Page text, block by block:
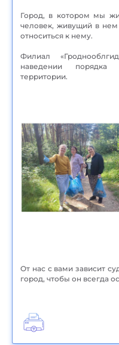
Город, в котором мы
человек, живущий в
относиться к нему.
Филиал
наведении порядка
территории.
От нас с вами зависит
город, чтобы он всегда